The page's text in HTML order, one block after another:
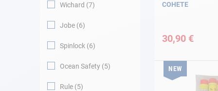
COHETE
30,90 €
NEW
Wichard 7
Jobe 6
Spinlock 6
Ocean Safety 5
Rule 5